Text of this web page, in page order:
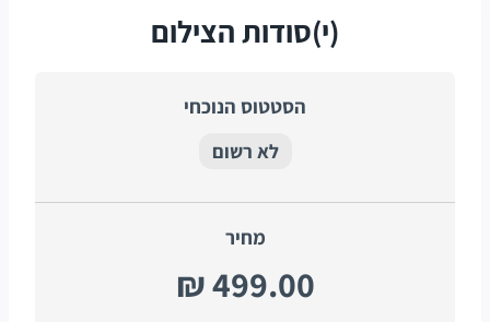
(י)סודות הצילום
הסטטוס הנוכחי
לא רשום
מחיר